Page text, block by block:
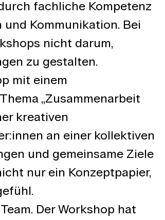
fachliche Kompetenz
und Kommunikation. Bei
nicht darum,
zu gestalten.
mit einem
„Zusammenarbeit
kreativen
an einer kollektiven
und gemeinsame Ziele
nur ein Konzeptpapier,
Der Workshop hat